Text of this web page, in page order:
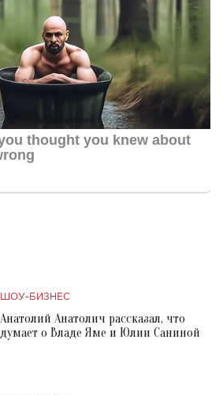
ШОУ-БИЗНЕС
Анатолий Анатолич рассказал, что
думает о Владе Яме и Юлии Саниной